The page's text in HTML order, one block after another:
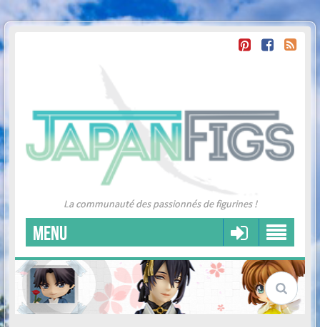
La communauté des passionnés de figurines !
MENU